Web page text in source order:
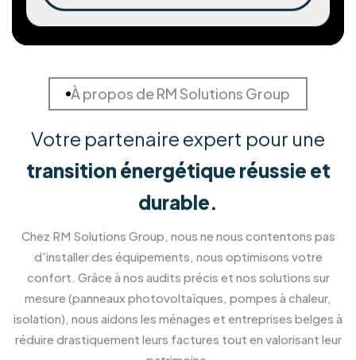
Solution de stockage d'ènergie
En savoir plus
Installation de Pergola et
Véranda
Créez un nouvel espace de vie ouvert sur
l'extérieur.
En savoir plus